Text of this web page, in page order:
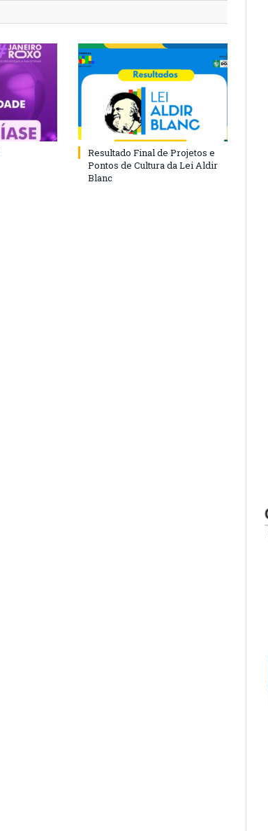
Resultado Final de Projetos e
Pontos de Cultura da Lei Aldir
Blanc